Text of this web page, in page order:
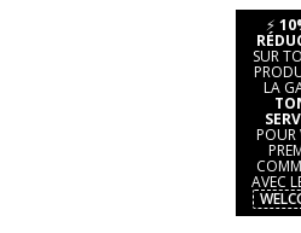
⚡
SUR
LA
POUR
AVEC